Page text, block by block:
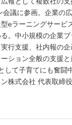
会議に参画。企業の
eラーニングサービ
。中小規模の企業ブ
行支援、社内報の企
ション全般の支援と
して子育てにも奮闘
株式会社 代表取締役